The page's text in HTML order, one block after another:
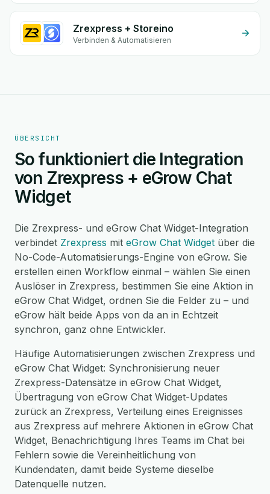
Zrexpress + Storeino
Verbinden & Automatisieren
ÜBERSICHT
So funktioniert die Integration
von Zrexpress + eGrow Chat
Widget
Die Zrexpress- und eGrow Chat Widget-Integration
verbindet Zrexpress mit eGrow Chat Widget über die
No-Code-Automatisierungs-Engine von eGrow. Sie
erstellen einen Workflow einmal – wählen Sie einen
Auslöser in Zrexpress, bestimmen Sie eine Aktion in
eGrow Chat Widget, ordnen Sie die Felder zu – und
eGrow hält beide Apps von da an in Echtzeit
synchron, ganz ohne Entwickler.
Häufige Automatisierungen zwischen Zrexpress und
eGrow Chat Widget: Synchronisierung neuer
Zrexpress-Datensätze in eGrow Chat Widget,
Übertragung von eGrow Chat Widget-Updates
zurück an Zrexpress, Verteilung eines Ereignisses
aus Zrexpress auf mehrere Aktionen in eGrow Chat
Widget, Benachrichtigung Ihres Teams im Chat bei
Fehlern sowie die Vereinheitlichung von
Kundendaten, damit beide Systeme dieselbe
Datenquelle nutzen.